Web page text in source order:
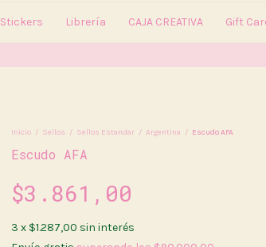
Stickers Librería CAJA CREATIVA Gift
Inicio / Sellos / Sellos Estandar / Argentina / Escudo AFA
Escudo AFA
$3.861,00
3 x $1.287,00 sin interés